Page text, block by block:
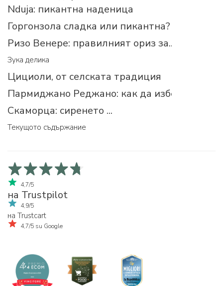
Nduja: пикантна наденица
Горгонзола сладка или пикантна?
Ризо Венере: правилният ориз за...
Зука делика
Цициоли, от селската традиция
Пармиджано Реджано: как да изберем
Скаморца: сиренето ...
Текущото съдържание
4,7/5
на Trustpilot
4,9/5
на Trustcart
4,7/5 su Google